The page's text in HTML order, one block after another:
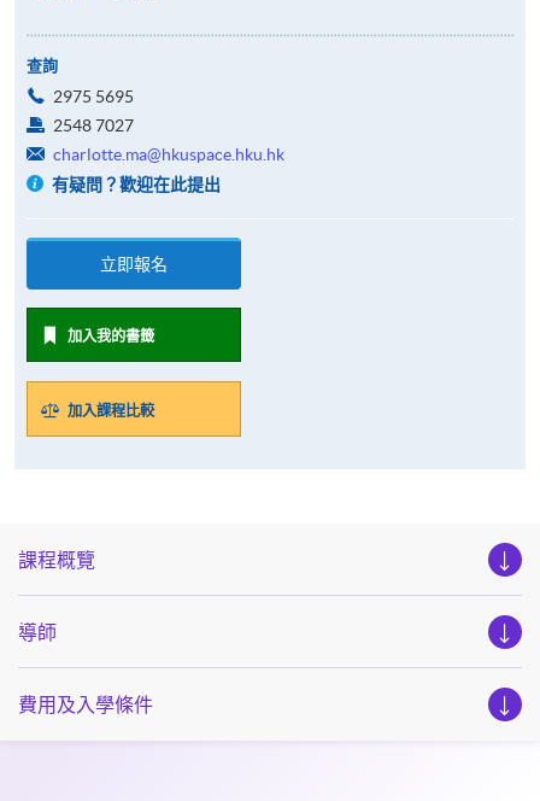
查詢
2975 5695
2548 7027
charlotte.ma@hkuspace.hku.hk
有疑問？歡迎在此提出
立即報名
加入我的書籤
加入課程比較
課程概覽
導師
費用及入學條件